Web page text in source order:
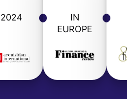
2024
IN
EUROPE